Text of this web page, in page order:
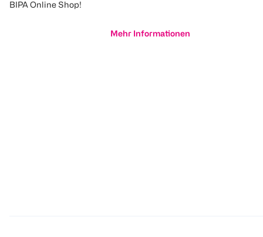
BIPA Online Shop!
Mehr Informationen